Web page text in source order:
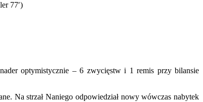
77′)
optymistycznie – 6 zwycięstw i 1 remis przy bilansie
Na strzał Naniego odpowiedział nowy wówczas nabytek